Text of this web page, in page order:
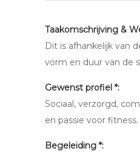
Taakomschrijving &
Dit is afhankelijk van
vorm en duur van de
Gewenst profiel *:
Sociaal, verzorgd,
en passie voor fitness.
Begeleiding *: